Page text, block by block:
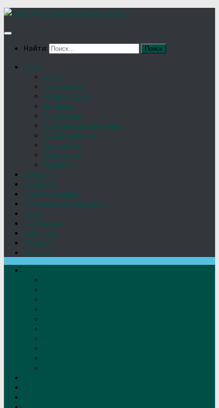
Найти:
О нас
Устав
Документы
Руководство
Команда
Правление
Попечительский совет
Отчёты фонда
Контакты
Реквизиты
Решение
Новости
Проекты
Дом Игумновых
Лебедянские художники
Фото
Лебедянцы
СМИ о нас
Земляки
Отзывы